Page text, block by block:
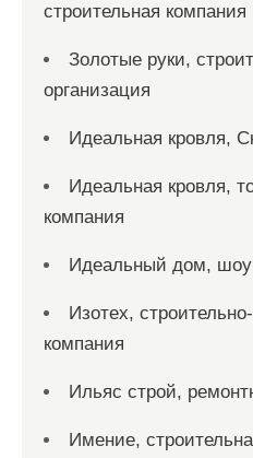
строительная компания
Золотые руки,
организация
Идеальная кровля,
Идеальная кровля,
компания
Идеальный дом,
Изотех,
компания
Ильяс строй,
Имение,